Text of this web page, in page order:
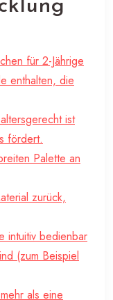
für 2-Jährige
enthalten, die
ist
fördert.
Palette an
zurück,
intuitiv bedienbar
(zum Beispiel
als eine